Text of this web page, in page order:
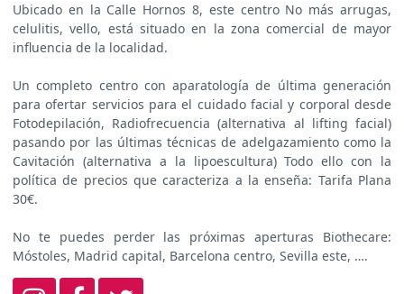
Ubicado en la Calle Hornos 8, este centro No más arrugas,
celulitis, vello, está situado en la zona comercial de mayor
influencia de la localidad.
Un completo centro con aparatología de última generación
para ofertar servicios para el cuidado facial y corporal desde
Fotodepilación, Radiofrecuencia (alternativa al lifting facial)
pasando por las últimas técnicas de adelgazamiento como la
Cavitación (alternativa a la lipoescultura) Todo ello con la
política de precios que caracteriza a la enseña: Tarifa Plana
30€.
No te puedes perder las próximas aperturas Biothecare:
Móstoles, Madrid capital, Barcelona centro, Sevilla este, ….